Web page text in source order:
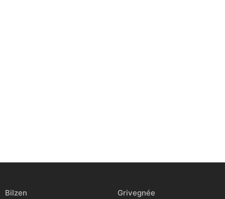
Bilzen
Grivegnée